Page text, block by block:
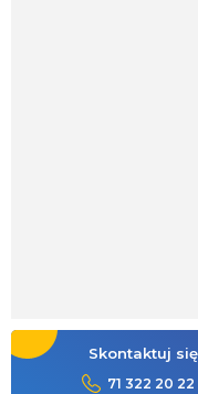
Skontaktuj
71 322 20 22